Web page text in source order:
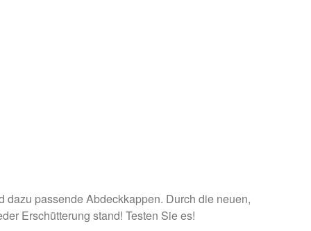
passende Abdeckkappen. Durch die neuen,
Erschütterung stand! Testen Sie es!